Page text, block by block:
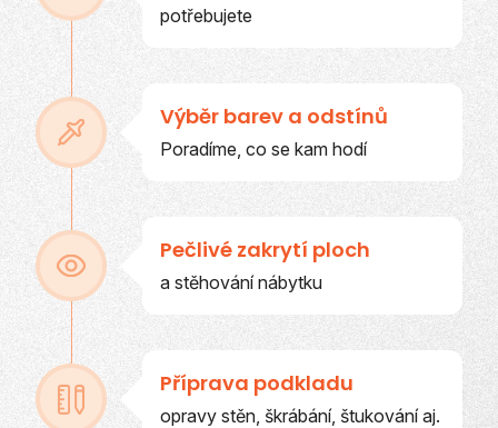
potřebujete
Výběr barev a odstínů
Poradíme, co se kam hodí
Pečlivé zakrytí ploch
a stěhování nábytku
Příprava podkladu
opravy stěn, škrábání, štukování aj.